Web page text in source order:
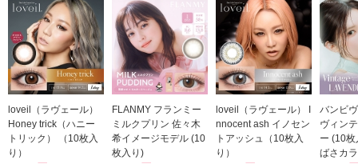
loveil（ラヴェール）
Honey trick（ハニー
トリック） （10枚入
り）
FLANMY フランミー
ミルクプリン 佐々木
希イメージモデル (10
枚入り)
loveil（ラヴェール） I
nnocent ash イノセン
トアッシュ（10枚入
り）
バンビ
ヴィン
ー (10
ばさカ